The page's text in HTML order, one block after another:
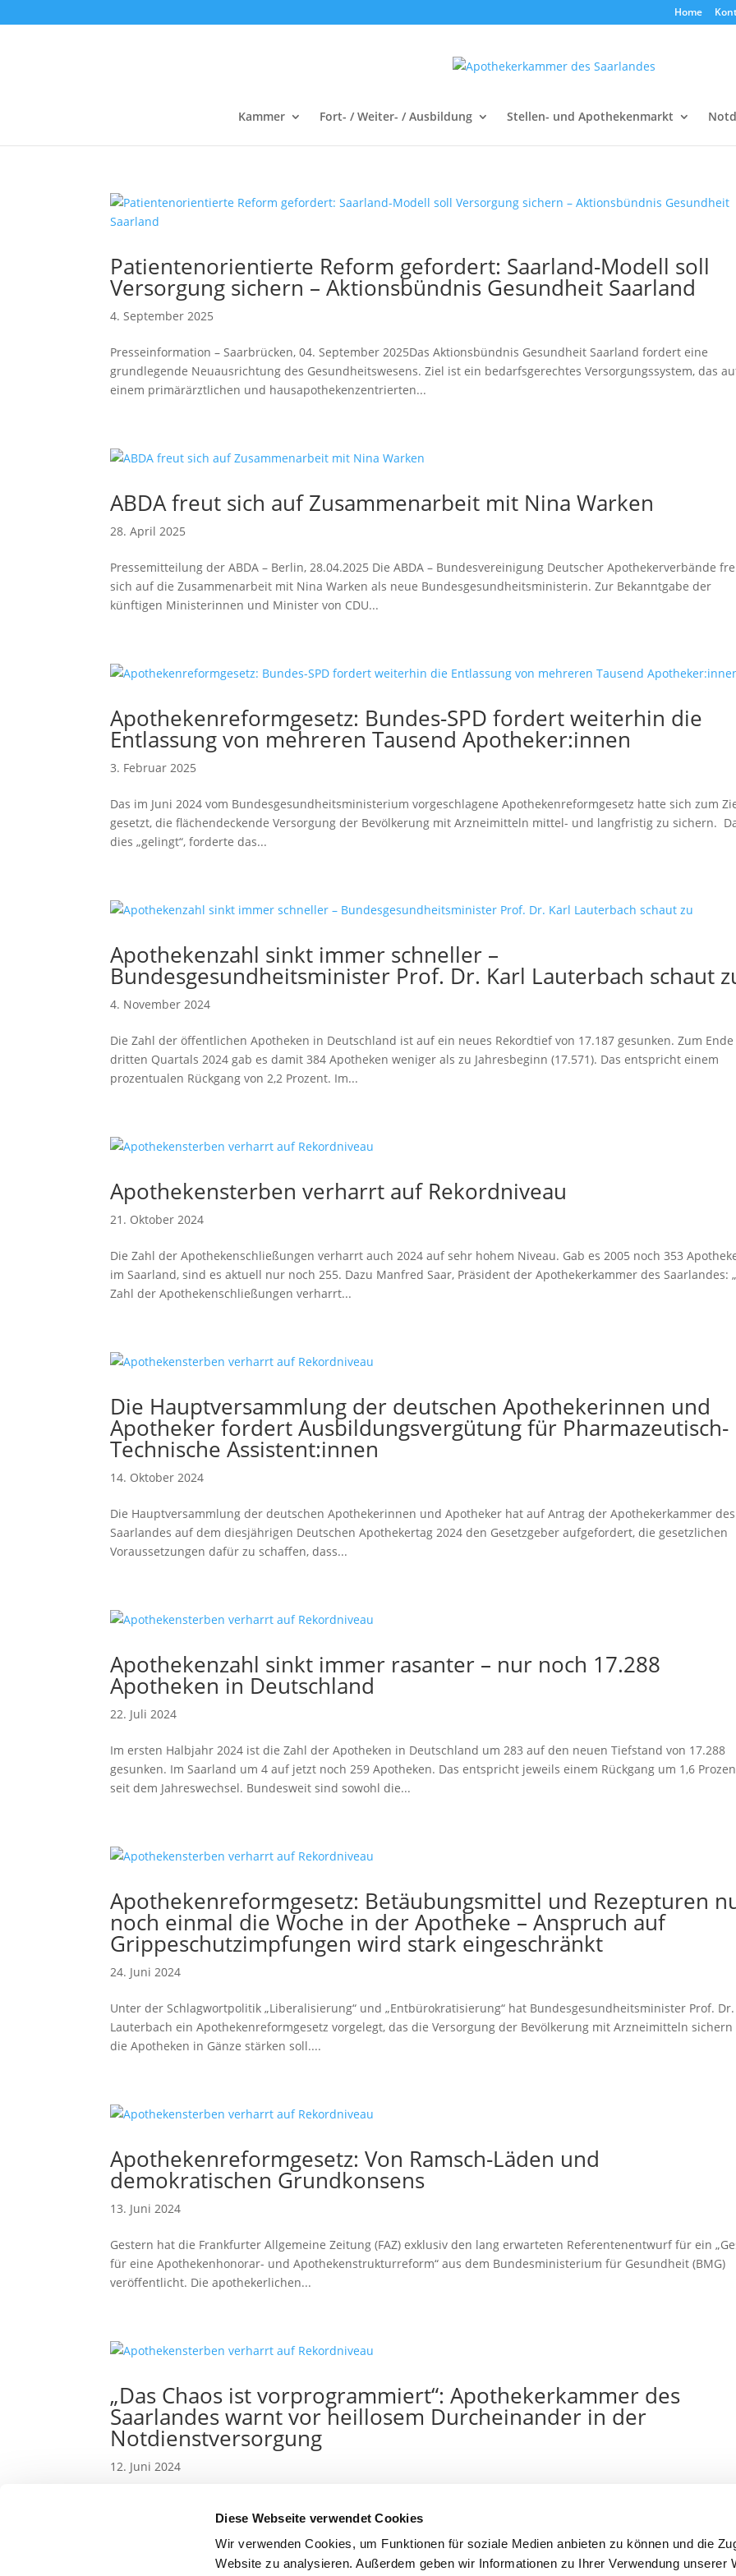
Diese Webseite verwendet Cookies
Wir verwenden Cookies, um Funktionen für soziale Medien anbieten zu können und die
Website zu analysieren. Außerdem geben wir Informationen zu Ihrer Verwendung unserer
Home
Kammer Fort- / Weiter- / Ausbildung Stellen- und Apothekenmarkt
Patientenorientierte Reform gefordert: Saarland-Modell soll
Versorgung sichern – Aktionsbündnis Gesundheit Saarland
4. September 2025
Presseinformation – Saarbrücken, 04. September 2025Das Aktionsbündnis Gesundheit Saarland fordert eine
grundlegende Neuausrichtung des Gesundheitswesens. Ziel ist ein bedarfsgerechtes Versorgungssystem, das
einem primärärztlichen und hausapothekenzentrierten...
ABDA freut sich auf Zusammenarbeit mit Nina Warken
28. April 2025
Pressemitteilung der ABDA – Berlin, 28.04.2025 Die ABDA – Bundesvereinigung Deutscher Apothekerverbände
sich auf die Zusammenarbeit mit Nina Warken als neue Bundesgesundheitsministerin. Zur Bekanntgabe der
künftigen Ministerinnen und Minister von CDU...
Apothekenreformgesetz: Bundes-SPD fordert weiterhin die
Entlassung von mehreren Tausend Apotheker:innen
3. Februar 2025
Das im Juni 2024 vom Bundesgesundheitsministerium vorgeschlagene Apothekenreformgesetz hatte sich zum
gesetzt, die flächendeckende Versorgung der Bevölkerung mit Arzneimitteln mittel- und langfristig zu sichern.
dies „gelingt“, forderte das...
Apothekenzahl sinkt immer schneller –
Bundesgesundheitsminister Prof. Dr. Karl Lauterbach schaut
4. November 2024
Die Zahl der öffentlichen Apotheken in Deutschland ist auf ein neues Rekordtief von 17.187 gesunken. Zum
dritten Quartals 2024 gab es damit 384 Apotheken weniger als zu Jahresbeginn (17.571). Das entspricht einem
prozentualen Rückgang von 2,2 Prozent. Im...
Apothekensterben verharrt auf Rekordniveau
21. Oktober 2024
Die Zahl der Apothekenschließungen verharrt auch 2024 auf sehr hohem Niveau. Gab es 2005 noch 353
im Saarland, sind es aktuell nur noch 255. Dazu Manfred Saar, Präsident der Apothekerkammer des Saarlandes:
Zahl der Apothekenschließungen verharrt...
Die Hauptversammlung der deutschen Apothekerinnen und
Apotheker fordert Ausbildungsvergütung für Pharmazeutisch-
Technische Assistent:innen
14. Oktober 2024
Die Hauptversammlung der deutschen Apothekerinnen und Apotheker hat auf Antrag der Apothekerkammer des
Saarlandes auf dem diesjährigen Deutschen Apothekertag 2024 den Gesetzgeber aufgefordert, die gesetzlichen
Voraussetzungen dafür zu schaffen, dass...
Apothekenzahl sinkt immer rasanter – nur noch 17.288
Apotheken in Deutschland
22. Juli 2024
Im ersten Halbjahr 2024 ist die Zahl der Apotheken in Deutschland um 283 auf den neuen Tiefstand von 17.288
gesunken. Im Saarland um 4 auf jetzt noch 259 Apotheken. Das entspricht jeweils einem Rückgang um 1,6
seit dem Jahreswechsel. Bundesweit sind sowohl die...
Apothekenreformgesetz: Betäubungsmittel und Rezepturen
noch einmal die Woche in der Apotheke – Anspruch auf
Grippeschutzimpfungen wird stark eingeschränkt
24. Juni 2024
Unter der Schlagwortpolitik „Liberalisierung“ und „Entbürokratisierung“ hat Bundesgesundheitsminister Prof.
Lauterbach ein Apothekenreformgesetz vorgelegt, das die Versorgung der Bevölkerung mit Arzneimitteln
die Apotheken in Gänze stärken soll....
Apothekenreformgesetz: Von Ramsch-Läden und
demokratischen Grundkonsens
13. Juni 2024
Gestern hat die Frankfurter Allgemeine Zeitung (FAZ) exklusiv den lang erwarteten Referentenentwurf für ein
für eine Apothekenhonorar- und Apothekenstrukturreform“ aus dem Bundesministerium für Gesundheit (BMG)
veröffentlicht. Die apothekerlichen...
„Das Chaos ist vorprogrammiert“: Apothekerkammer des
Saarlandes warnt vor heillosem Durcheinander in der
Notdienstversorgung
12. Juni 2024
für die Notdienstversorgung ab. Das Ministerium hat kürzlich einen Referentenentwurf vorgelegt, der unter
vorsieht, dass Apotheken in neuen...